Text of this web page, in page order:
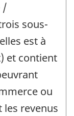
/
sous-
est à
et contient
ou
revenus